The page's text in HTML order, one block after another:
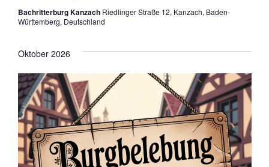
Bachritterburg Kanzach Riedlinger Straße 12, Kanzach, Baden-
Württemberg, Deutschland
Oktober 2026